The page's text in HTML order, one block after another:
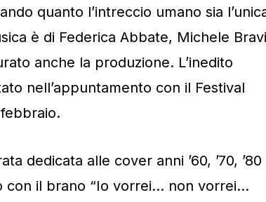
quanto l’intreccio umano sia
è di Federica Abbate, Michele Bravi
anche la produzione. L’inedito
nell’appuntamento con il Festival
dedicata alle cover anni ’60, ’70, ’80
con il brano “Io vorrei… non vorrei…